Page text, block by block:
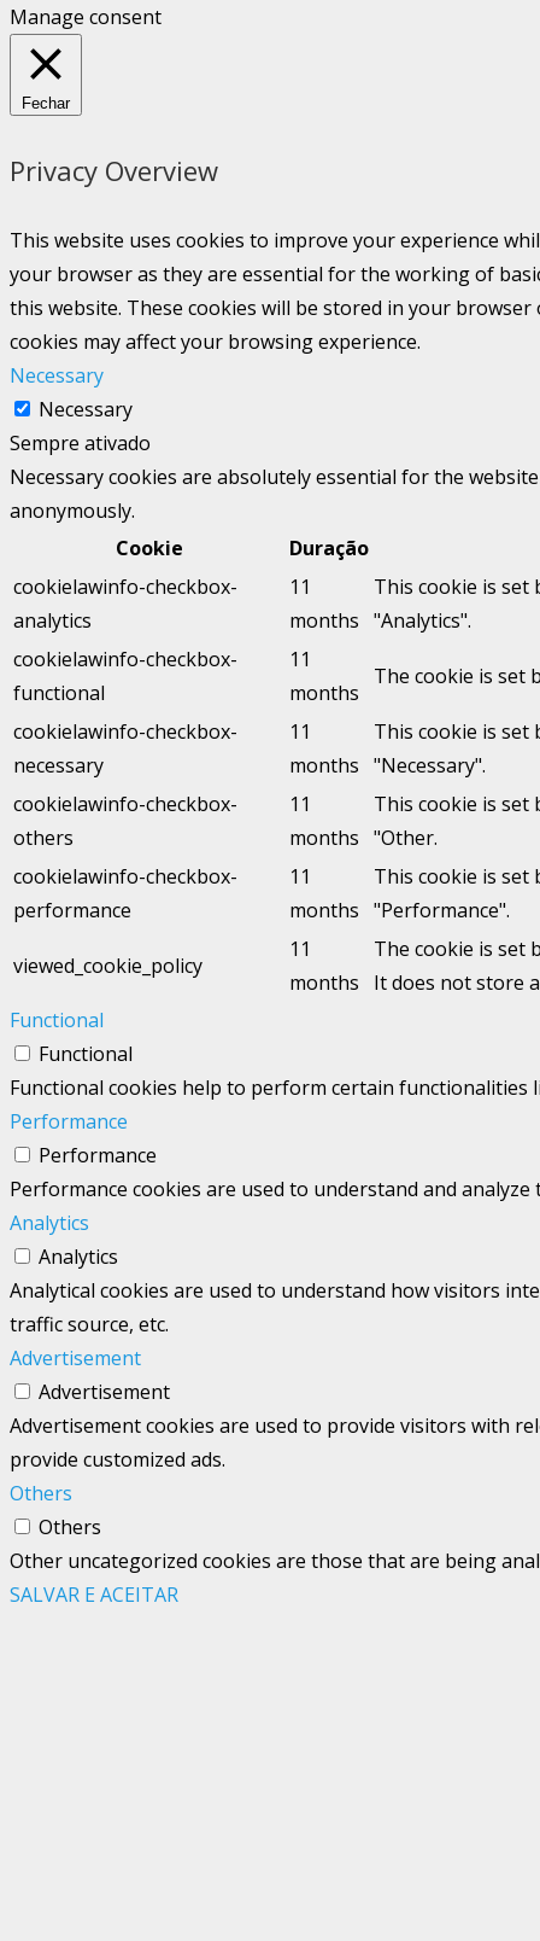
Manage consent
Fechar
Privacy Overview
This website uses cookies to improve your experience
your browser as they are essential for the working of
this website. These cookies will be stored in your
cookies may affect your browsing experience.
Necessary
Necessary
Sempre ativado
Necessary cookies are absolutely essential for the
anonymously.
Cookie
Duração
cookielawinfo-checkbox-
analytics
11
months
This cookie is set
"Analytics".
cookielawinfo-checkbox-
functional
11
months
The cookie is set
cookielawinfo-checkbox-
necessary
11
months
This cookie is set
"Necessary".
cookielawinfo-checkbox-
others
11
months
This cookie is set
"Other.
cookielawinfo-checkbox-
performance
11
months
This cookie is set
"Performance".
viewed_cookie_policy
11
months
The cookie is set
It does not store
Functional
Functional
Functional cookies help to perform certain
Performance
Performance
Performance cookies are used to understand and
Analytics
Analytics
Analytical cookies are used to understand how visitors
traffic source, etc.
Advertisement
Advertisement
Advertisement cookies are used to provide visitors with
provide customized ads.
Others
Others
Other uncategorized cookies are those that are being
SALVAR E ACEITAR